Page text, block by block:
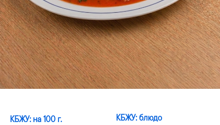
КБЖУ: на 100 г.
КБЖУ: блюдо